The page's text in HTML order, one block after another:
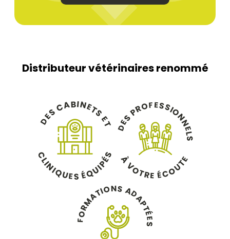
Distributeur vétérinaires renommé
D
ESCABINETS
E
T
C
L
I
NIQUES ÉQU
I
P
É
S
D
E
S
PROF ESSION
N
E
L
S
À
VOTRE ÉCOUT
E
F
O
R
M
ATIONS ADAP
T
É
E
S